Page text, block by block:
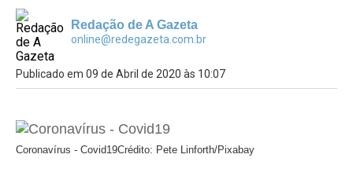
Redação de A Gazeta
online@redegazeta.com.br
Publicado em 09 de Abril de 2020 às 10:07
Coronavírus - Covid19Crédito: Pete Linforth/Pixabay